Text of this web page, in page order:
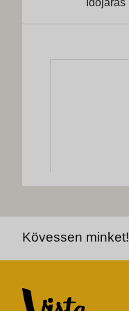
Időjárás
Kövessen minket!